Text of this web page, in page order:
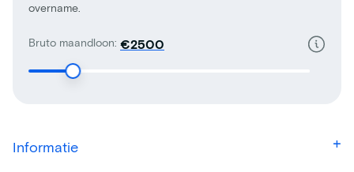
Bruto maandloon: €
overname.
Informatie